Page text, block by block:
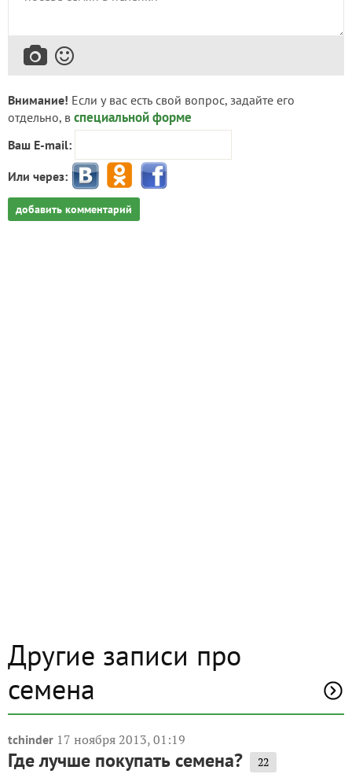
Внимание! Если у вас есть свой вопрос, задайте его
отдельно, в специальной форме
Ваш E-mail:
Или через:
добавить комментарий
Другие записи про
семена
tchinder 17 ноября 2013, 01:19
Где лучше покупать семена? 22